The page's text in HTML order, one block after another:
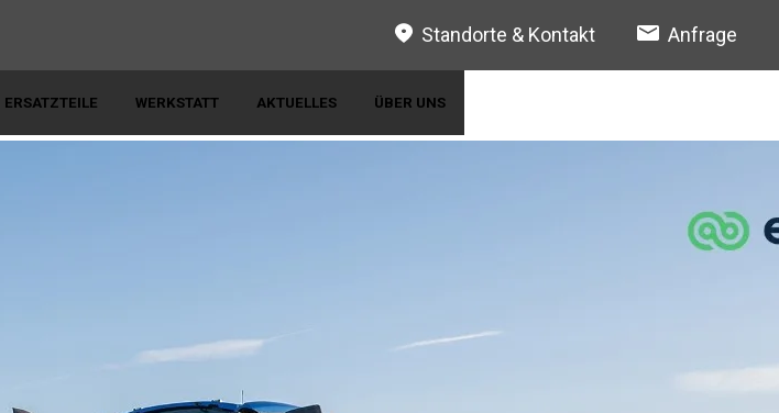
Standorte & Kontakt Anfrage
ERSATZTEILE WERKSTATT AKTUELLES ÜBER UNS